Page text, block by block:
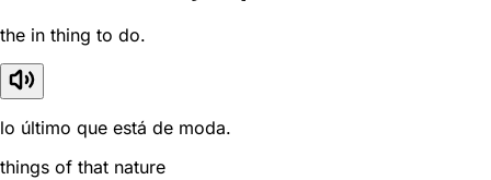
the in thing to do.
lo último que está de moda.
things of that nature